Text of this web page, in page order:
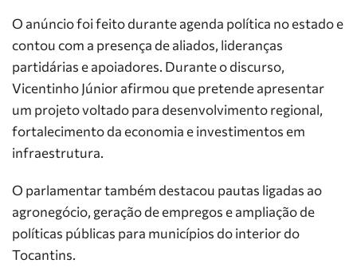
O anúncio foi feito durante agenda política no estado e
contou com a presença de aliados, lideranças
partidárias e apoiadores. Durante o discurso,
Vicentinho Júnior afirmou que pretende apresentar
um projeto voltado para desenvolvimento regional,
fortalecimento da economia e investimentos em
infraestrutura.
O parlamentar também destacou pautas ligadas ao
agronegócio, geração de empregos e ampliação de
políticas públicas para municípios do interior do
Tocantins.